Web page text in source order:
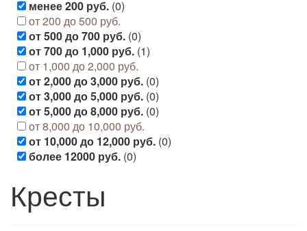
менее 200 руб. (0)
от 200 до 500 руб.
от 500 до 700 руб. (0)
от 700 до 1,000 руб. (1)
от 1,000 до 2,000 руб.
от 2,000 до 3,000 руб. (0)
от 3,000 до 5,000 руб. (0)
от 5,000 до 8,000 руб. (0)
от 8,000 до 10,000 руб.
от 10,000 до 12,000 руб. (0)
более 12000 руб. (0)
Кресты